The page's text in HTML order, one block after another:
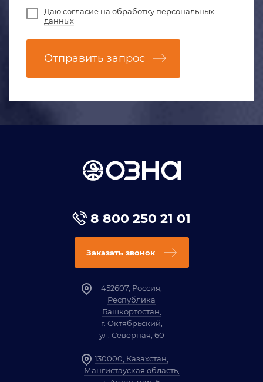
Даюсогласие на обработку персональных
данных
Отправить запрос
8 800 250 21 01
Заказать звонок
452607, Россия,
Республика
Башкортостан,
г. Октябрьский,
ул. Северная, 60
130000, Казахстан,
Мангистауская область,